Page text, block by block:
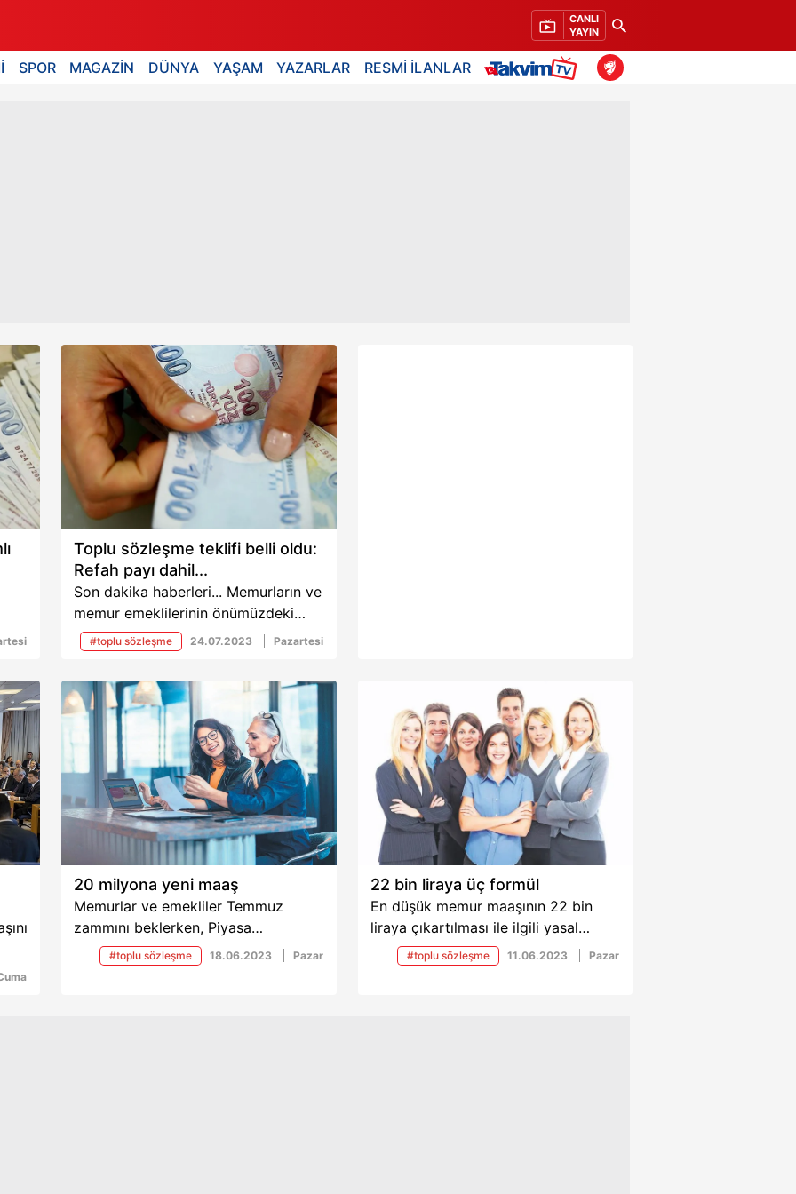
CANLI
YAYIN
SPOR MAGAZİN DÜNYA YAŞAM YAZARLAR RESMİ İLANLAR
3
Toplu sözleşme teklifi belli oldu:
Refah payı dahil...
Son dakika haberleri... Memurların ve
memur emeklilerinin önümüzdeki
hafta başlayacak toplu sözleşme
görüşme maratonu öncesinde
teklifler belli oldu. Memur-Sen’in 139
teklifinin arasında kira yardımı,
bayram ikramiyesi, sosyal
yardımların zamlı ödemesi var.
#toplu sözleşme 24.07.2023 Pazartesi
20 milyona yeni maaş
Memurlar ve emekliler Temmuz
zammını beklerken, Piyasa
Katılımcıları Anketi’nden ipucu geldi.
Gözler bu oranlara ilave edilecek
#toplu sözleşme 18.06.2023 Pazar
22 bin liraya üç formül
En düşük memur maaşının 22 bin
liraya çıkartılması ile ilgili yasal
düzenleme çıkacak. Yapılan
çalışmaya göre üç ayrı formül
#toplu sözleşme 11.06.2023 Pazar